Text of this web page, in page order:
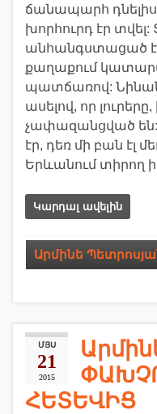
ճանապարհ դնելիս
խորհուրդ էր
անհանգստացած
քաղաքում
պատճառով: Նինան
ասելով, որ
չափազանցված են:
էր, դեռ մի բան էլ
Երևանում տիրող
Կարդալ ավելին
Արմինե
ՄՅՍ
21
2015
ՀԵՏԵՎԻՑ